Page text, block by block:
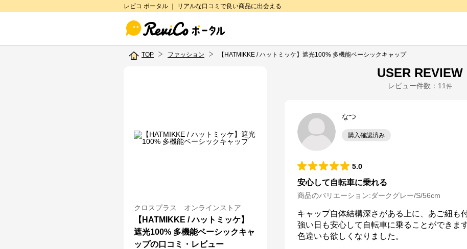
レビコ ポータル ｜ リアルな口コミで良い商品に出会える
TOP ファッション 【HATMIKKE / ハットミッケ】遮光100% 多機能ベーシックキャップ
クロスプラス オンラインストア
【HATMIKKE / ハットミッケ】
遮光100% 多機能ベーシックキャ
ップの口コミ・レビュー
USER REVIEW
レビュー件数： 11 件
なつ
購入確認済み
5.0
安心して自転車に乗れる
商品のバリエーション:ダークグレー/S/56cm
キャップ自体結構深さがある上に、あご紐も
強い日も安心して自転車に乗ることができます
色違いも欲しくなりました。